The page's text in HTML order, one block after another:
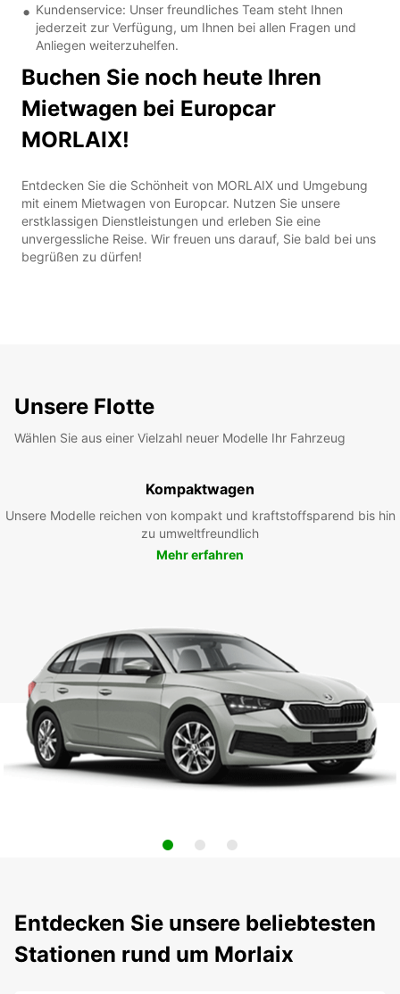
Kundenservice: Unser freundliches Team steht Ihnen
jederzeit zur Verfügung, um Ihnen bei allen Fragen und
Anliegen weiterzuhelfen.
Buchen Sie noch heute Ihren
Mietwagen bei Europcar
MORLAIX!
Entdecken Sie die Schönheit von MORLAIX und Umgebung
mit einem Mietwagen von Europcar. Nutzen Sie unsere
erstklassigen Dienstleistungen und erleben Sie eine
unvergessliche Reise. Wir freuen uns darauf, Sie bald bei uns
begrüßen zu dürfen!
Unsere Flotte
Wählen Sie aus einer Vielzahl neuer Modelle Ihr Fahrzeug
Kompaktwagen
Unsere Modelle reichen von kompakt und kraftstoffsparend bis hin
zu umweltfreundlich
Mehr erfahren
Entdecken Sie unsere beliebtesten
Stationen rund um Morlaix